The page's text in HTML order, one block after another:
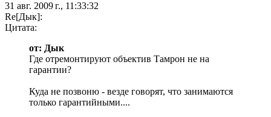
31 авг. 2009 г., 11:33:32
Re[Дык]:
Цитата:
от: Дык
Где отремонтируют объектив Тамрон не на
гарантии?
Куда не позвоню - везде говорят, что занимаются
только гарантийными....